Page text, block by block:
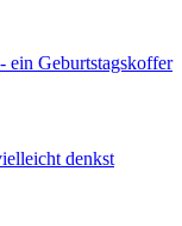
ein Geburtstagskoffer
denkst